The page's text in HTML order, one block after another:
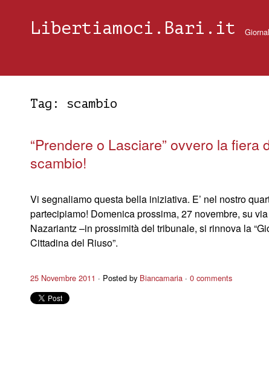
Libertiamoci.Bari.it
Tag: scambio
“Prendere o Lasciare” ovvero la fiera
scambio!
Vi segnaliamo questa bella iniziativa. E’ nel nostro
partecipiamo! Domenica prossima, 27 novembre, su via
Nazariantz –in prossimità del tribunale, si rinnova la
Cittadina del Riuso”.
25 Novembre 2011 Posted by Biancamaria 0 comments